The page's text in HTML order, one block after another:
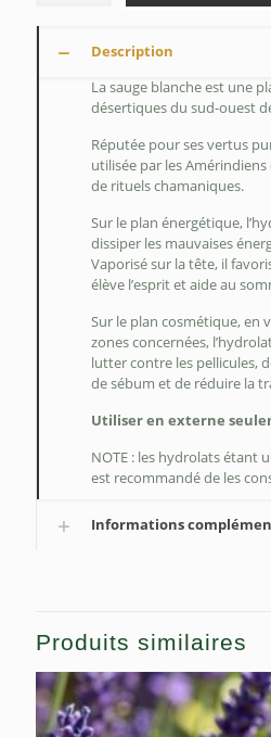
Description
La sauge blanche est une
désertiques du sud-ouest
Réputée pour ses vertus
utilisée par les
de rituels chamaniques.
Sur le plan énergétique,
dissiper les mauvaises
Vaporisé sur la tête, il
élève l’esprit et aide au
Sur le plan cosmétique, en
zones concernées,
lutter contre les pellicules,
de sébum et de réduire la
Utiliser en externe
NOTE : les hydrolats étant
est recommandé de les
Informations
Produits similaires